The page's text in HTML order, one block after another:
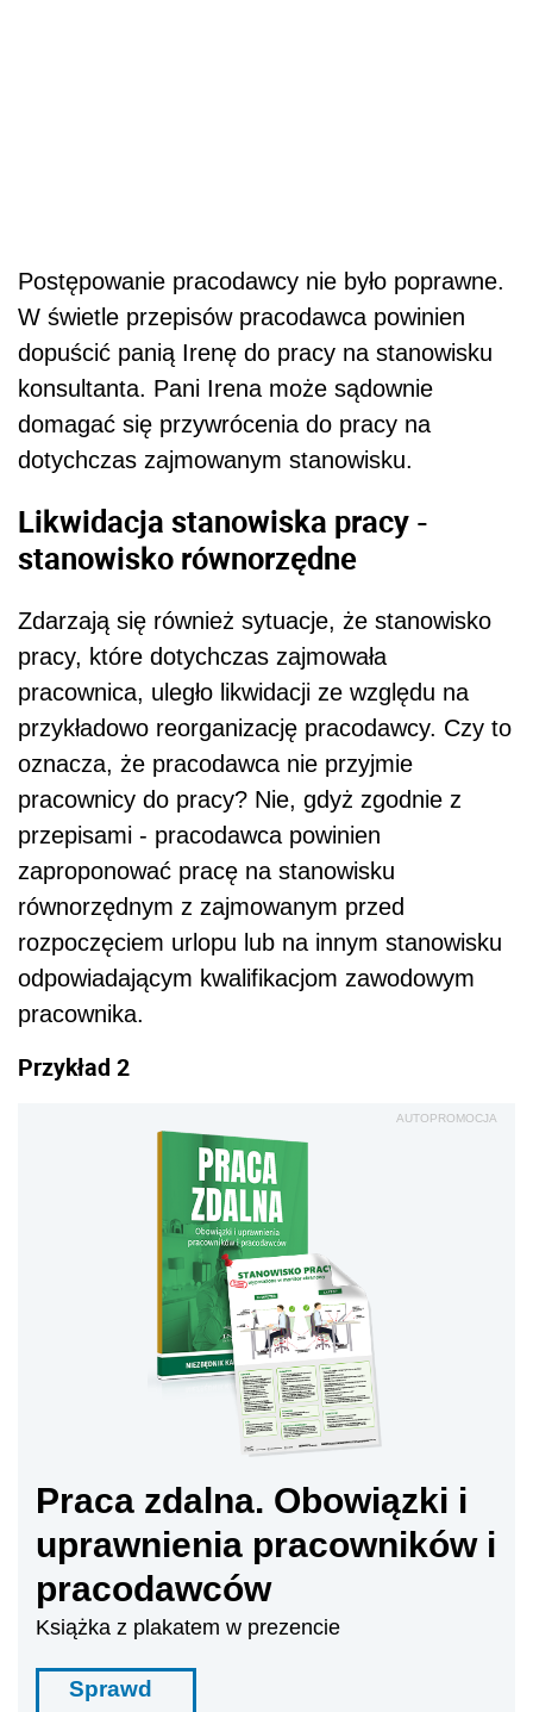
Postępowanie pracodawcy nie było poprawne.
W świetle przepisów pracodawca powinien
dopuścić panią Irenę do pracy na stanowisku
konsultanta. Pani Irena może sądownie
domagać się przywrócenia do pracy na
dotychczas zajmowanym stanowisku.
Likwidacja stanowiska pracy -
stanowisko równorzędne
Zdarzają się również sytuacje, że stanowisko
pracy, które dotychczas zajmowała
pracownica, uległo likwidacji ze względu na
przykładowo reorganizację pracodawcy. Czy to
oznacza, że pracodawca nie przyjmie
pracownicy do pracy? Nie, gdyż zgodnie z
przepisami - pracodawca powinien
zaproponować pracę na stanowisku
równorzędnym z zajmowanym przed
rozpoczęciem urlopu lub na innym stanowisku
odpowiadającym kwalifikacjom zawodowym
pracownika.
Przykład 2
AUTOPROMOCJA
Praca zdalna. Obowiązki i
uprawnienia pracowników i
pracodawców
Książka z plakatem w prezencie
Sprawd